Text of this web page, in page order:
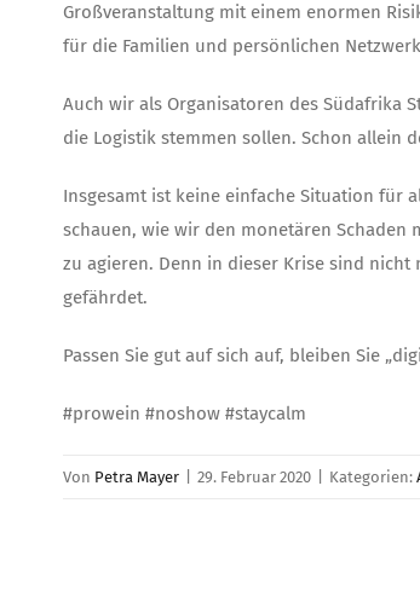
Großveranstaltung mit einem enormen
für die Familien und persönlichen
Auch wir als Organisatoren des Südafrika
die Logistik stemmen sollen. Schon allein
Insgesamt ist keine einfache Situation für
schauen, wie wir den monetären Schaden
zu agieren. Denn in dieser Krise sind
gefährdet.
Passen Sie gut auf sich auf, bleiben Sie
#prowein #noshow #staycalm
Von Petra Mayer 29. Februar 2020 Kategorien: